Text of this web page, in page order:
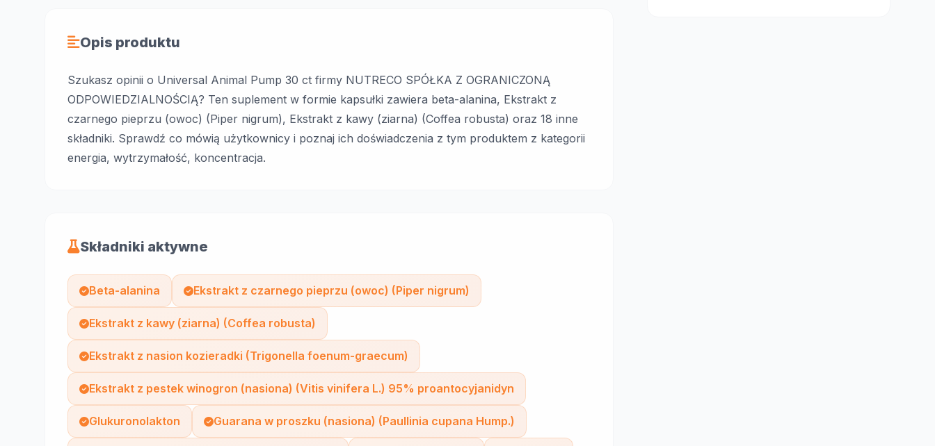
Opis produktu
Szukasz opinii o Universal Animal Pump 30 ct firmy NUTRECO SPÓŁKA Z OGRANICZONĄ
ODPOWIEDZIALNOŚCIĄ? Ten suplement w formie kapsułki zawiera beta-alanina, Ekstrakt z
czarnego pieprzu (owoc) (Piper nigrum), Ekstrakt z kawy (ziarna) (Coffea robusta) oraz 18 inne
składniki. Sprawdź co mówią użytkownicy i poznaj ich doświadczenia z tym produktem z kategorii
energia, wytrzymałość, koncentracja.
Składniki aktywne
Beta-alanina Ekstrakt z czarnego pieprzu (owoc) (Piper nigrum)
Ekstrakt z kawy (ziarna) (Coffea robusta)
Ekstrakt z nasion kozieradki (Trigonella foenum-graecum)
Ekstrakt z pestek winogron (nasiona) (Vitis vinifera L.) 95% proantocyjanidyn
Glukuronolakton Guarana w proszku (nasiona) (Paullinia cupana Hump.)